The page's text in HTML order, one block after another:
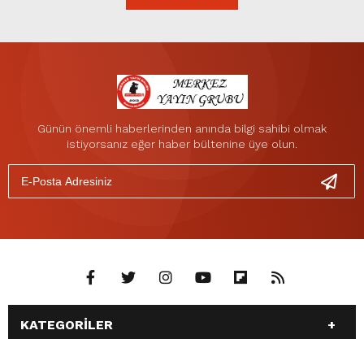
Günün önemli haberlerinden anında bilgi sahibi olmak
istiyorsanız eğer haber bültenine üye olun.
KATEGORİLER